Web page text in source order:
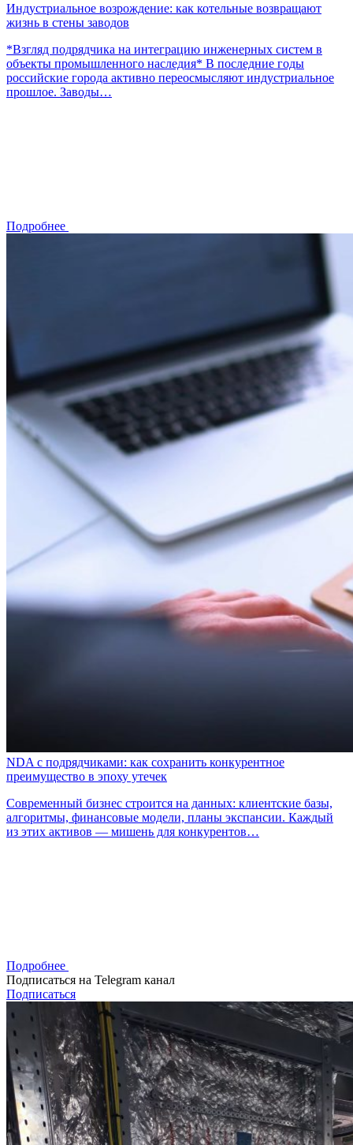
Индустриальное возрождение: как котельные возвращают
жизнь в стены заводов
*Взгляд подрядчика на интеграцию инженерных систем в
объекты промышленного наследия* В последние годы
российские города активно переосмысляют индустриальное
прошлое. Заводы…
Подробнее
NDA с подрядчиками: как сохранить конкурентное
преимущество в эпоху утечек
Современный бизнес строится на данных: клиентские базы,
алгоритмы, финансовые модели, планы экспансии. Каждый
из этих активов — мишень для конкурентов…
Подробнее
Подписаться на Telegram канал
Подписаться